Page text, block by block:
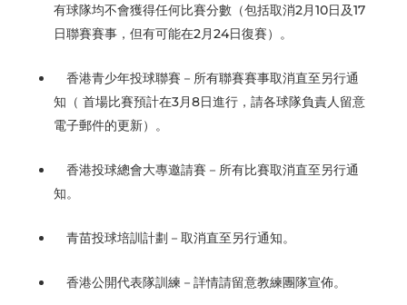
有球隊均不會獲得任何比賽分數（包括取消2月10日及17
日聯賽賽事，但有可能在2月24日復賽）。
香港青少年投球聯賽－所有聯賽賽事取消直至另行通
知（ 首場比賽預計在3月8日進行，請各球隊負責人留意
電子郵件的更新）。
香港投球總會大專邀請賽－所有比賽取消直至另行通
知。
青苗投球培訓計劃－取消直至另行通知。
香港公開代表隊訓練－詳情請留意教練團隊宣佈。